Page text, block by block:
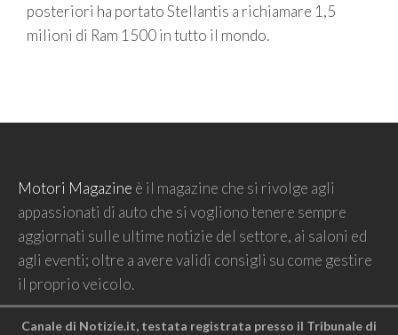
posteriori ha portato Stellantis a richiamare 1,5
milioni di Ram 1500 in tutto il mondo.
Motori Magazine è il magazine che si rivolge agli
appassionati di auto che si vogliono tenere sempre
aggiornati sulle ultime notizie del settore, ai saloni ed
agli eventi; oltre a avere validi consigli su come gestire
il proprio veicolo.
Canale di Notizie.it, testata registrata presso il Tribunale di